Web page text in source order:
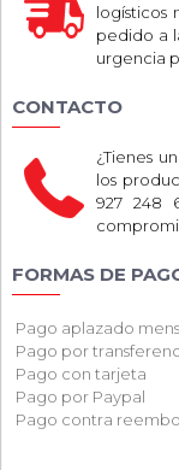
logísticos
pedido a
urgencia
CONTACTO
¿Tienes
los
927 248
FORMAS DE
Pago aplazado
Pago por
Pago con tarjeta
Pago por Paypal
Pago contra